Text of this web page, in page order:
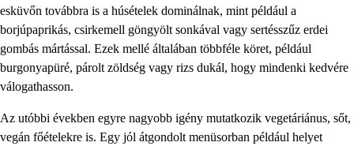
esküvőn továbbra is a húsételek dominálnak, mint például a
borjúpaprikás, csirkemell göngyölt sonkával vagy sertésszűz erdei
gombás mártással. Ezek mellé általában többféle köret, például
burgonyapüré, párolt zöldség vagy rizs dukál, hogy mindenki kedvére
válogathasson.
Az utóbbi években egyre nagyobb igény mutatkozik vegetáriánus, sőt,
vegán főételekre is. Egy jól átgondolt menüsorban például helyet